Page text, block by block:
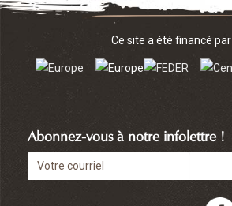
Abonnez-vous à notre infolettre !
Ce site a été financé par